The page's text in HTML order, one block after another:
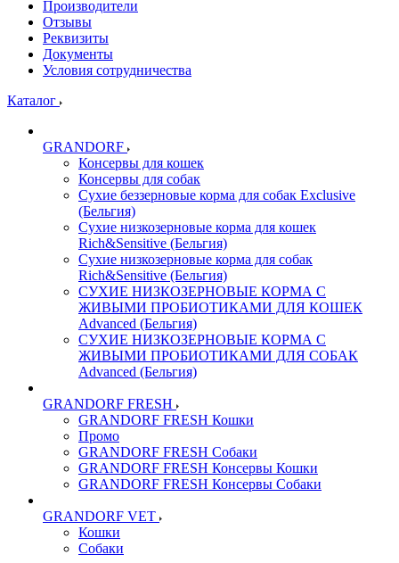
Производители
Отзывы
Реквизиты
Документы
Условия сотрудничества
Каталог
GRANDORF
Консервы для кошек
Консервы для собак
Сухие беззерновые корма для собак Exclusive
(Бельгия)
Сухие низкозерновые корма для кошек
Rich&Sensitive (Бельгия)
Сухие низкозерновые корма для собак
Rich&Sensitive (Бельгия)
СУХИЕ НИЗКОЗЕРНОВЫЕ КОРМА С
ЖИВЫМИ ПРОБИОТИКАМИ ДЛЯ КОШЕК
Advanced (Бельгия)
СУХИЕ НИЗКОЗЕРНОВЫЕ КОРМА С
ЖИВЫМИ ПРОБИОТИКАМИ ДЛЯ СОБАК
Advanced (Бельгия)
GRANDORF FRESH
GRANDORF FRESH Кошки
Промо
GRANDORF FRESH Собаки
GRANDORF FRESH Консервы Кошки
GRANDORF FRESH Консервы Собаки
GRANDORF VET
Кошки
Собаки